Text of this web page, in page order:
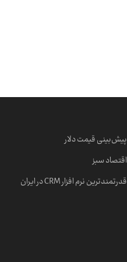
پیش‌بینی قیمت دلار
اقتصاد سبز
قدرتمندترین نرم‌ افزار CRM در ایران